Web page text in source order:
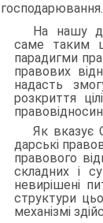
господарювання.
На нашу
саме таким
парадигми
правових
надасть
розкриття
Як вказує
дарські
пра­вового
складних і
невирішені
структури
механізмі